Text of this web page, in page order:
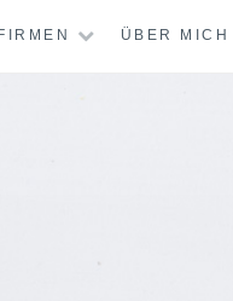
ÜBER MICH